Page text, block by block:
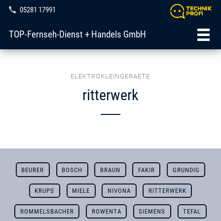
05281 17991
TOP-Fernseh-Dienst + Handels GmbH
ELEKTROKLEINGERAETE
ritterwerk
BEURER BOSCH BRAUN FAKIR GRUNDIG
KRUPS MIELE NIVONA RITTERWERK
ROMMELSBACHER ROWENTA SIEMENS TEFAL